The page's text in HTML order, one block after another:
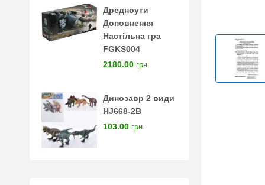
Дредноути
Доповнення
Настільна гра
FGKS004
2180.00 грн.
Динозавр 2 види
HJ668-2B
103.00 грн.